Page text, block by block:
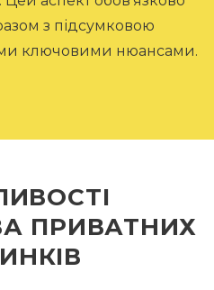
з підсумковою
ключовими нюансами.
ПРИВАТНИХ